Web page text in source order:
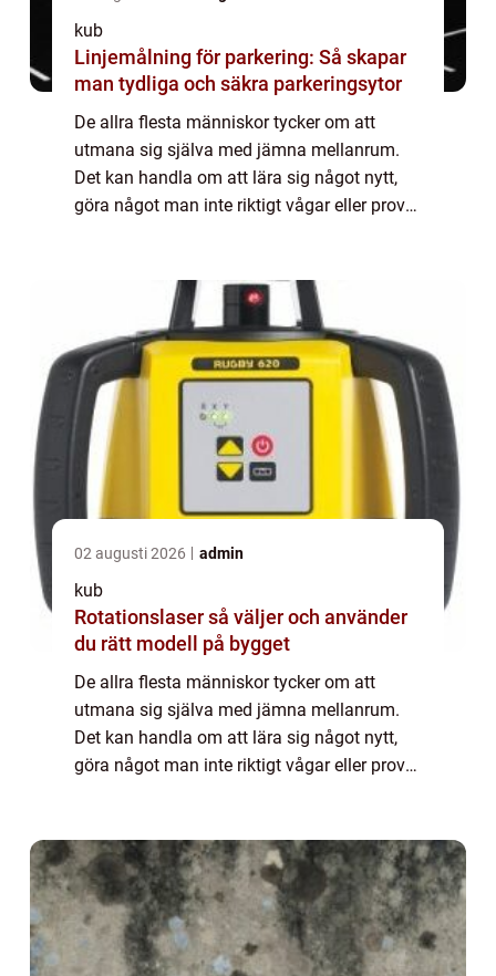
kub
Linjemålning för parkering: Så skapar
man tydliga och säkra parkeringsytor
De allra flesta människor tycker om att
utmana sig själva med jämna mellanrum.
Det kan handla om att lära sig något nytt,
göra något man inte riktigt vågar eller prova
02 augusti 2026 admin
kub
Rotationslaser så väljer och använder
du rätt modell på bygget
De allra flesta människor tycker om att
utmana sig själva med jämna mellanrum.
Det kan handla om att lära sig något nytt,
göra något man inte riktigt vågar eller prova